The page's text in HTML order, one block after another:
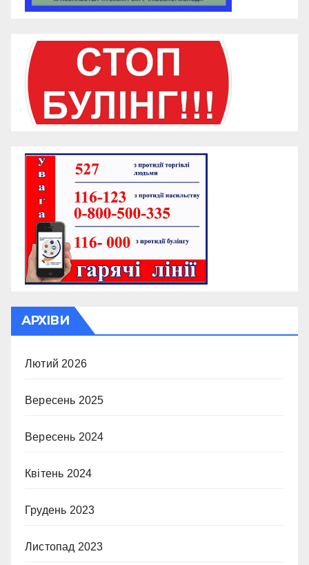
АРХІВИ
Лютий 2026
Вересень 2025
Вересень 2024
Квітень 2024
Грудень 2023
Листопад 2023